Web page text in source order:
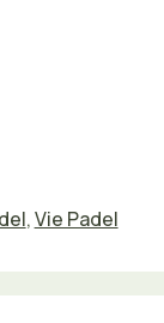
,Vie Padel